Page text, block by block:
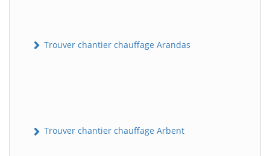
Trouver chantier chauffage Arandas
Trouver chantier chauffage Arbent